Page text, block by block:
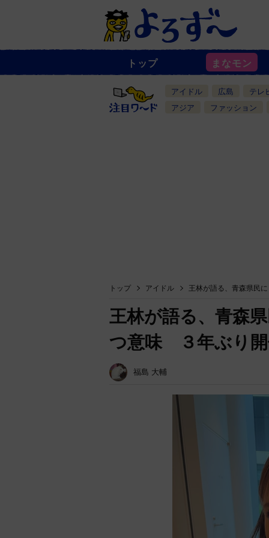
ュ
一
覧
トップ まなモン
アイドル 広島
テレ
アジア
ファッション
トップ アイドル 王林が語る、青森県民
王林が語る、青森
つ意味 ３年ぶり
福島 大輔